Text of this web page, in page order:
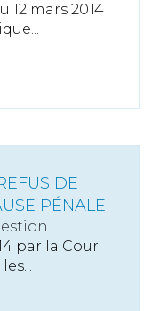
12 mars 2014
DE
PÉNALE
par la Cour